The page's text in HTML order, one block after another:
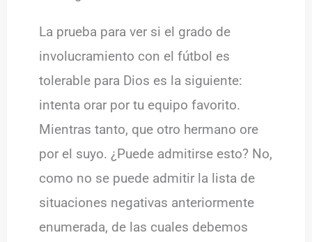
La prueba para ver si el grado de
involucramiento con el fútbol es
tolerable para Dios es la siguiente:
intenta orar por tu equipo favorito.
Mientras tanto, que otro hermano ore
por el suyo. ¿Puede admitirse esto? No,
como no se puede admitir la lista de
situaciones negativas anteriormente
enumerada, de las cuales debemos